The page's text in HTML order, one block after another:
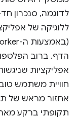
לדוגמה, סנכרון
ללוגיקה של
הדף. ברוב
אפליקציות
חוויית משתמש
אחזור מראש של
תקופתי ברקע